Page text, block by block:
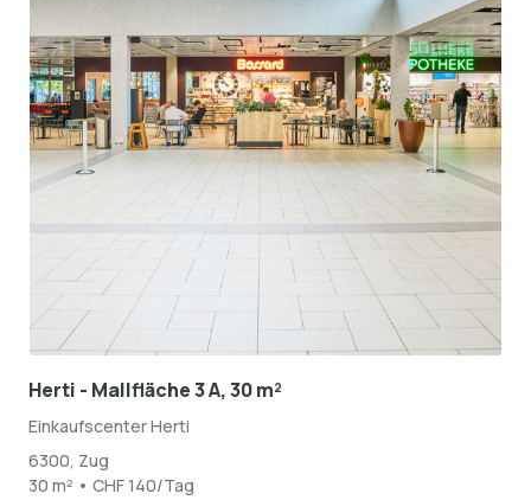
Herti - Mallfläche 3 A, 30 m²
Einkaufscenter Herti
6300, Zug
30 m² • CHF 140/Tag